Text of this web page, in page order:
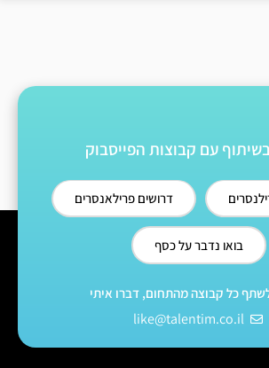
עם קבוצות הפייסבוק
דרושים פרילאנסרים
בואו נדבר על כסף
כל קבוצה מהתחום, דברו איתי
like@talentim.co.il